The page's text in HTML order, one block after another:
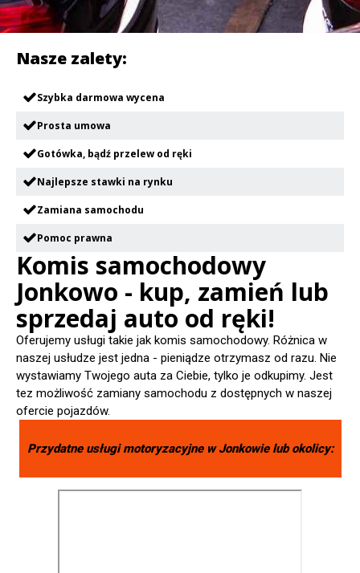
Nasze zalety:
Szybka darmowa wycena
Prosta umowa
Gotówka, bądź przelew od ręki
Najlepsze stawki na rynku
Zamiana samochodu
Pomoc prawna
Komis samochodowy
Jonkowo - kup, zamień lub
sprzedaj auto od ręki!
Oferujemy usługi takie jak komis samochodowy. Różnica w
naszej usłudze jest jedna - pieniądze otrzymasz od razu. Nie
wystawiamy Twojego auta za Ciebie, tylko je odkupimy. Jest
tez możliwość zamiany samochodu z dostępnych w naszej
ofercie pojazdów.
Przydatne usługi motoryzacyjne wJonkowielub okolicy: